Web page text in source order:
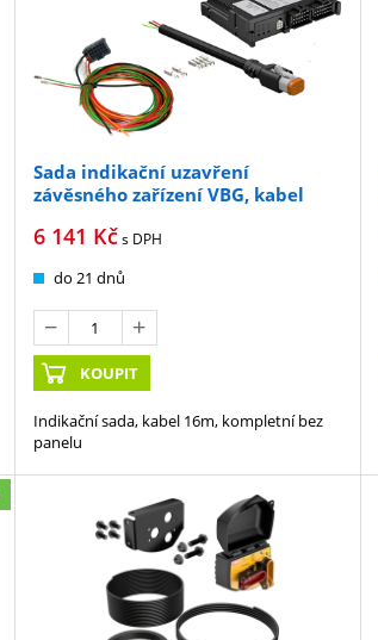
Sada indikační uzavření
závěsného zařízení VBG, kabel
6 141 Kčs DPH
do 21 dnů
KOUPIT
Indikační sada, kabel 16m, kompletní bez
panelu